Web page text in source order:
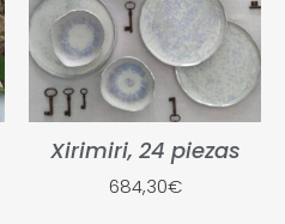
Xirimiri, 24 piezas
684,30€